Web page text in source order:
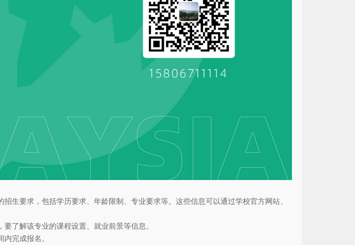
生要求，包括学历要求、年龄限制、专业要求等。这些信息可以通过学校官方网站、
了解该专业的课程设置、就业前景等信息。
完成报名。